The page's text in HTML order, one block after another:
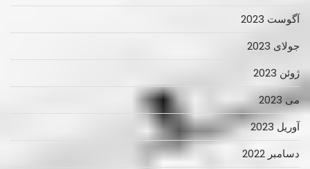
آگوست 2023
جولای 2023
ژوئن 2023
می 2023
آوریل 2023
دسامبر 2022